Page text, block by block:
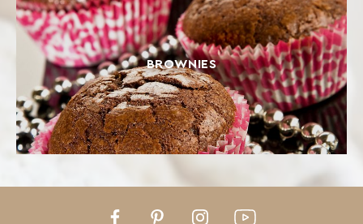
BROWNIES
FacebookPinterestInstagramYoutube